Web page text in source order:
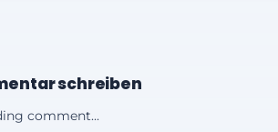
schreiben
comment...